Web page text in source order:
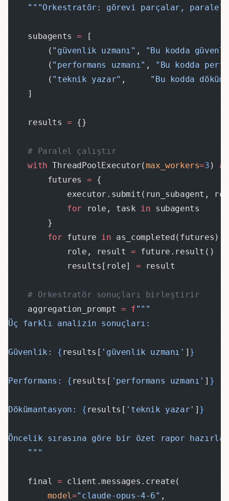
"""Orkestratör: görevi parçalar, paralel
    subagents
= [
        (
"güvenlik uzmanı" ,
"Bu kodda
        (
"performans uzmanı" ,
"Bu kodda
        (
"teknik yazar" , "Bu kodda
    ]
    results
= {}
    # Paralel çalıştır
    with
ThreadPoolExecutor(max_workers=3 ) as
        futures
= {
executor.submit(run_subagent,
            for
role, task in subagents
        }
        for
future in as_completed(futures):
            role, result
= future.result()
            results[role]
= result
    # Orkestratör sonuçları birleştirir
    aggregation_prompt
= f"""
Üç farklı analizin sonuçları:
Güvenlik: { results[ 'güvenlik uzmanı' ] }
Performans: { results[ 'performans uzmanı' ] }
Dökümantasyon: { results[ 'teknik yazar' ] }
Öncelik sırasına göre bir özet rapor hazırla.
    """
    final
= client.messages.create(
        model
="claude-opus-4-6" ,